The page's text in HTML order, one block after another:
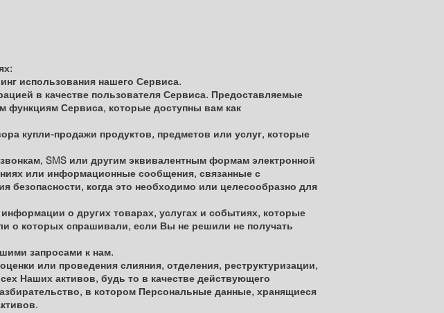
использования нашего Сервиса.
в качестве пользователя Сервиса. Предоставляемые
функциям Сервиса, которые доступны вам как
купли-продажи продуктов, предметов или услуг, которые
SMS или другим эквивалентным формам электронной
или информационные сообщения, связанные с
безопасности, когда это необходимо или целесообразно для
о других товарах, услугах и событиях, которые
о которых спрашивали, если Вы не решили не получать
запросами к нам.
или проведения слияния, отделения, реструктуризации,
Наших активов, будь то в качестве действующего
в котором Персональные данные, хранящиеся